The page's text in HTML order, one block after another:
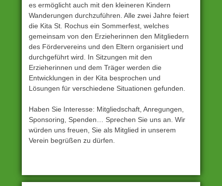
es ermöglicht auch mit den kleineren Kindern
Wanderungen durchzuführen. Alle zwei Jahre feiert
die Kita St. Rochus ein Sommerfest, welches
gemeinsam von den Erzieherinnen den Mitgliedern
des Fördervereins und den Eltern organisiert und
durchgeführt wird. In Sitzungen mit den
Erzieherinnen und dem Träger werden die
Entwicklungen in der Kita besprochen und
Lösungen für verschiedene Situationen gefunden.
Haben Sie Interesse: Mitgliedschaft, Anregungen,
Sponsoring, Spenden… Sprechen Sie uns an. Wir
würden uns freuen, Sie als Mitglied in unserem
Verein begrüßen zu dürfen.